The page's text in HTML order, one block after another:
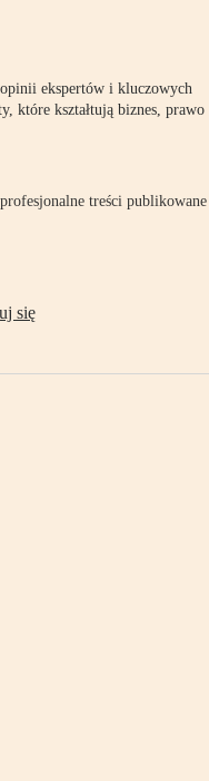
ekspertów i kluczowych
które kształtują biznes, prawo
treści publikowane
się